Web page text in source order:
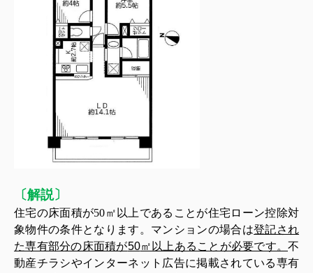
〔解説〕
住宅の床面積が50㎡以上であることが住宅ローン控除対
象物件の条件となります。マンションの場合は登記され
た専有部分の床面積が50㎡以上あることが必要です。 不
動産チラシやインターネット広告に掲載されている専有